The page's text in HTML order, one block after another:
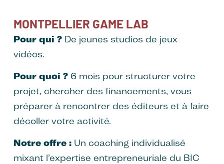
MONTPELLIER GAME LAB
Pour qui ? De jeunes studios de jeux
vidéos.
Pour quoi ? 6 mois pour structurer votre
projet, chercher des financements, vous
préparer à rencontrer des éditeurs et à faire
décoller votre activité.
Notre offre : Un coaching individualisé
mixant l’expertise entrepreneuriale du BIC